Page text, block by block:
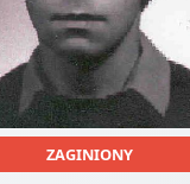
ZAGINIONY